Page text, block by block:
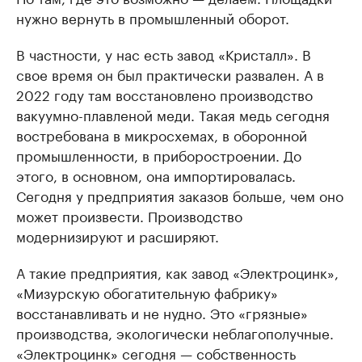
нужно вернуть в промышленный оборот.
В частности, у нас есть завод «Кристалл». В
свое время он был практически развален. А в
2022 году там восстановлено производство
вакуумно-плавленой меди. Такая медь сегодня
востребована в микросхемах, в оборонной
промышленности, в приборостроении. До
этого, в основном, она импортировалась.
Сегодня у предприятия заказов больше, чем оно
может произвести. Производство
модернизируют и расширяют.
А такие предприятия, как завод «Электроцинк»,
«Мизурскую обогатительную фабрику»
восстанавливать и не нудно. Это «грязные»
производства, экологически неблагополучные.
«Электроцинк» сегодня — собственность